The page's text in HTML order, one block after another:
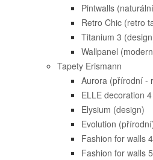
Pintwalls
Retro Chic (retro
Titanium 3
Wallpanel
Tapety Erismann
Aurora (přírodní -
ELLE decoration
Elysium (design)
Evolution
Fashion for walls
Fashion for walls